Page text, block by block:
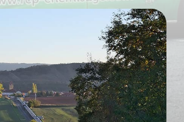
de canalisation
vidéo de canalisation